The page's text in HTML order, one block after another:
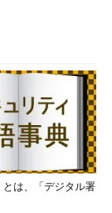
とは、「デジタル署